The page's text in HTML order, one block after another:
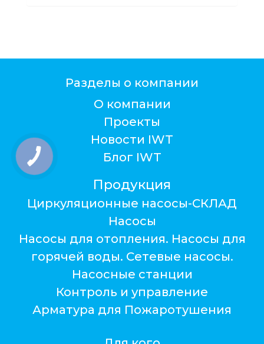
Разделы о компании
О компании
Проекты
Новости IWT
Блог IWT
Продукция
Циркуляционные насосы-СКЛАД
Насосы
Насосы для отопления. Насосы для
горячей воды. Сетевые насосы.
Насосные станции
Контроль и управление
Арматура для Пожаротушения